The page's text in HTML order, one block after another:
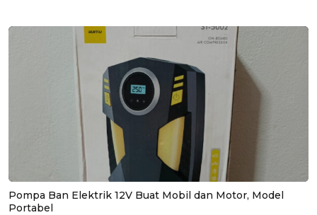
Pompa Ban Elektrik 12V Buat Mobil dan Motor, Model
Portabel